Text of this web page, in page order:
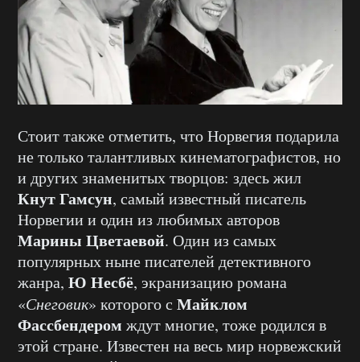
Стоит также отметить, что Норвегия подарила
не только талантливых кинематографистов, но
и других знаменитых творцов: здесь жил
Кнут Гамсун, самый известный писатель
Норвегии и один из любимых авторов
Марины Цветаевой. Один из самых
популярных ныне писателей детективного
жанра, Ю Несбё, экранизацию романа
«Снеговик» которого с Майклом
Фассбендером ждут многие, тоже родился в
этой стране. Известен на весь мир норвежский